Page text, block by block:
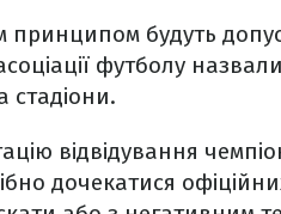
будуть
футболу
стадіони.
відвідування
дочекатися